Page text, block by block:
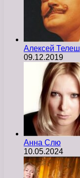
Алексей Телеш
09.12.2019
Анна Слю
10.05.2024